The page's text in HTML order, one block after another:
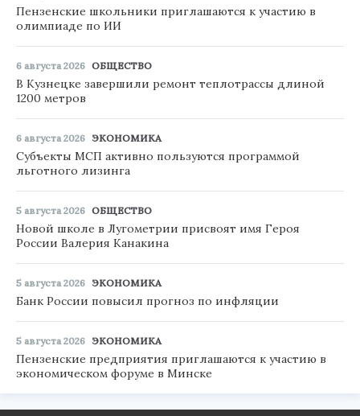
Пензенские школьники приглашаются к участию в
олимпиаде по ИИ
6 августа 2026 ОБЩЕСТВО
В Кузнецке завершили ремонт теплотрассы длиной
1200 метров
6 августа 2026 ЭКОНОМИКА
Субъекты МСП активно пользуются программой
льготного лизинга
5 августа 2026 ОБЩЕСТВО
Новой школе в Лугометрии присвоят имя Героя
России Валерия Канакина
5 августа 2026 ЭКОНОМИКА
Банк России повысил прогноз по инфляции
5 августа 2026 ЭКОНОМИКА
Пензенские предприятия приглашаются к участию в
экономическом форуме в Минске